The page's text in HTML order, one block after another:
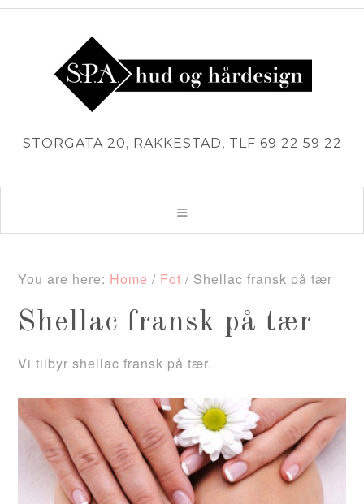
STORGATA 20, RAKKESTAD, TLF 69 22 59 22
You are here: Home / Fot / Shellac fransk på tær
Shellac fransk på tær
Vi tilbyr shellac fransk på tær.